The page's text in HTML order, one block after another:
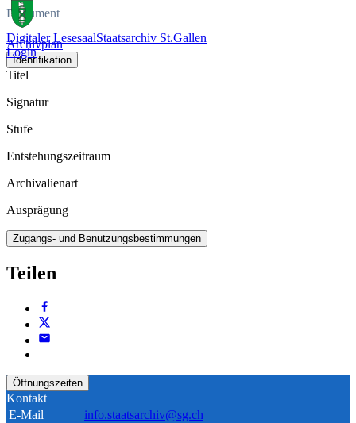
Digitaler LesesaalStaatsarchiv St.Gallen
Login
Dokument
Archivplan
Identifikation
Titel
Signatur
Stufe
Entstehungszeitraum
Archivalienart
Ausprägung
Zugangs- und Benutzungsbestimmungen
Teilen
Öffnungszeiten
Kontakt
E-Mail
info.staatsarchiv@sg.ch